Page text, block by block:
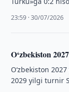
23:59 · 30/07/2026
O‘zbekiston
O‘zbekiston
2029 yilgi turnir